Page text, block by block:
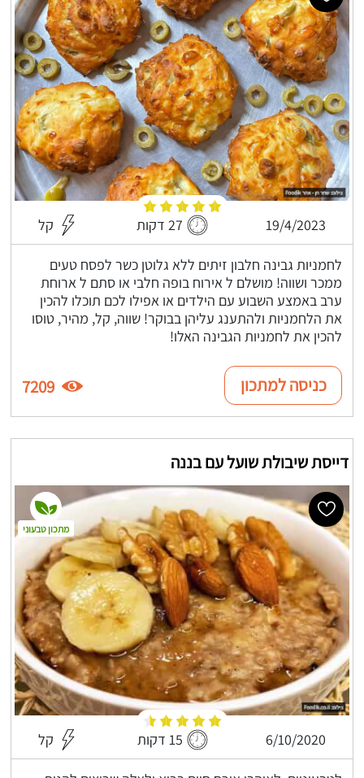
19/4/2023 27 דקות קל
לחמניות גבינה חלבון זיתים ללא גלוטן כשר לפסח טעים
ממכר ושווה! מושלם ל אירוח בופה חלבי או סתם ל ארוחת
ערב באמצע השבוע עם הילדים או אפילו לכם תוכלו להכין
את הלחמניות ולהתענג עליהן בבוקר! שווה, קל, מהיר, טוסו
להכין את לחמניות הגבינה האלו!
כניסה למתכון 7209
דייסת שיבולת שועל עם בננה
6/10/2020 15 דקות קל
מתכון טבעוני